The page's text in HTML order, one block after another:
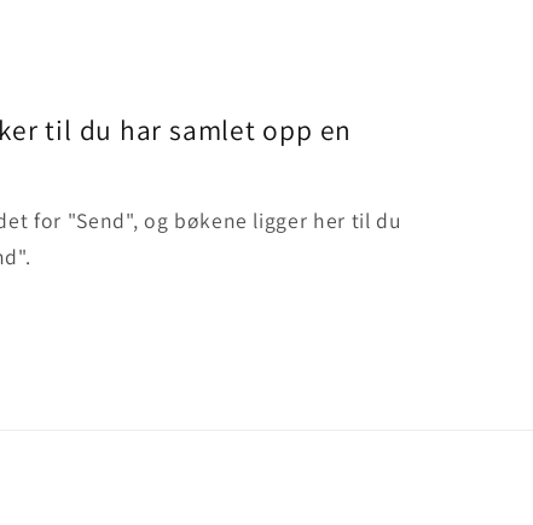
til du har samlet opp en
for "Send", og bøkene ligger her til du